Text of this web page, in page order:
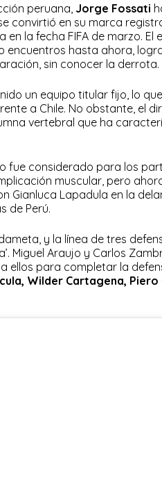
peruana, Jorge Fossati
convirtió en su marca
la fecha FIFA de marzo.
encuentros hasta ahora,
sin conocer la derrota.
un equipo titular fijo, lo
a Chile. No obstante, el
vertebral que ha
fue considerado para los
muscular, pero
Gianluca Lapadula en la
de Perú.
y la línea de tres
Miguel Araujo y Carlos
ellos para completar la
Wilder Cartagena,